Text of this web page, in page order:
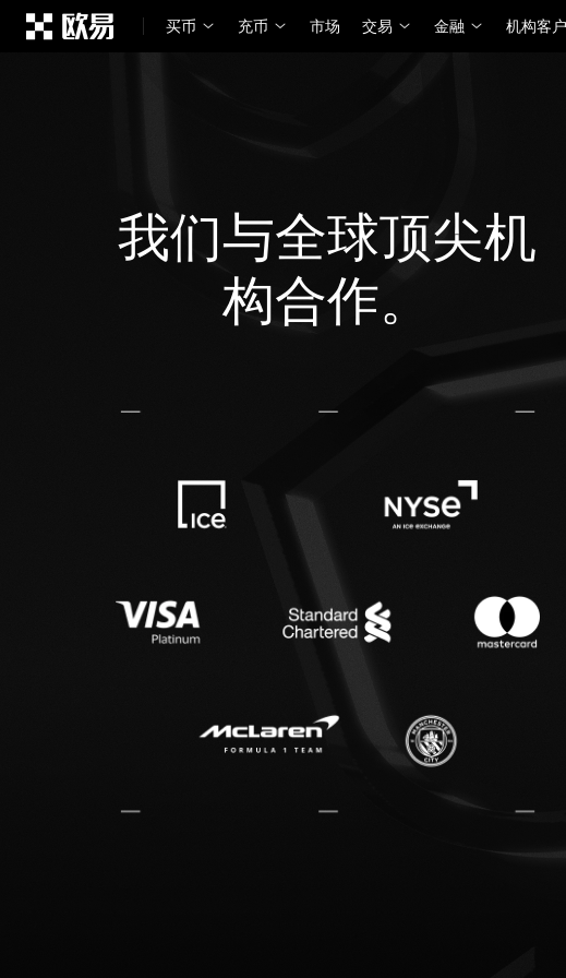
买币
充币 市场 交易 金融 机构客户
我们与全球顶尖机
构合作。